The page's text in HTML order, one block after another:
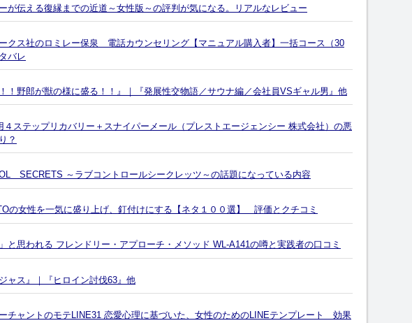
が伝える復縁までの近道～女性版～の評判が気になる。リアルなレビュー
クス社のロミレー保泉 電話カウンセリング【マニュアル購入者】一括コース（30
バレ
！！野郎が獣の様に盛る！！』｜『発展性交物語／サウナ編／会社員VSギャル男』他
４ステップリカバリー＋スナイパーメール（プレストエージェンシー 株式会社）の悪
？
SECRETS ～ラブコントロールシークレッツ～の話題になっている内容
の女性を一気に盛り上げ、釘付けにする【ネタ１００選】 評価とクチコミ
と思われる フレンドリー・アプローチ・メソッド WL-A141の噂と実践者の口コミ
ャス』｜『ヒロイン討伐63』他
チャントのモテLINE31 恋愛心理に基づいた、女性のためのLINEテンプレート 効果